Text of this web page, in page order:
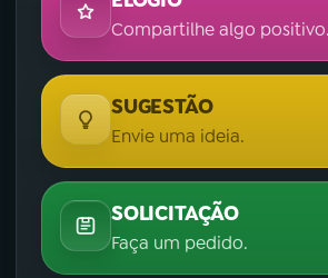
Compartilhe algo positivo.
SUGESTÃO
Envie uma ideia.
SOLICITAÇÃO
Faça um pedido.